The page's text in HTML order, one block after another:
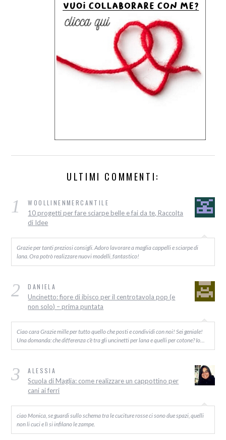
ULTIMI COMMENTI:
1 WOOLLINENMERCANTILE
10 progetti per fare sciarpe belle e fai da te, Raccolta
di Idee
Grazie per tanti preziosi consigli. Adoro lavorare a maglia cappelli e sciarpe di
lana. Ora potrò realizzare nuovi modelli, fantastico!
2 DANIELA
Uncinetto: fiore di ibisco per il centrotavola pop (e
non solo) – prima puntata
Ciao cara Grazie mille per tutto quello che posti e condividi con noi! Sei geniale!
Una domanda: che differenza c’è tra gli uncinetti per lana e quelli per cotone? Io…
3 ALESSIA
Scuola di Maglia: come realizzare un cappottino per
cani ai ferri
ciao Monica, se guardi sullo schema tra le cuciture rosse ci sono due spazi, quelli
non li cuci e lì si infilano le zampe.